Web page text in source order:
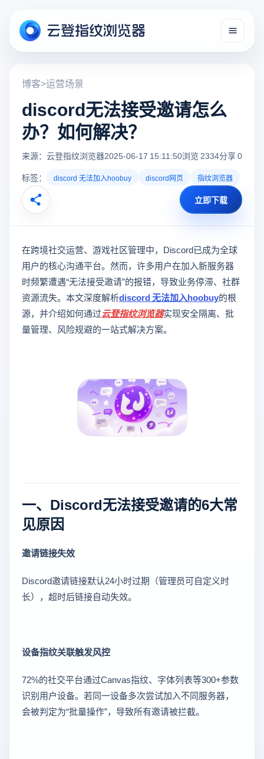
博客>运营场景
discord无法接受邀请怎么
办？如何解决？
来源：云登指纹浏览器2025-06-17 15:11:50浏览 2334分享 0
标签：
discord 无法加入hoobuy discord网页 指纹浏览器
立即下载
在跨境社交运营、游戏社区管理中，Discord已成为全球
用户的核心沟通平台。然而，许多用户在加入新服务器
时频繁遭遇“无法接受邀请”的报错，导致业务停滞、社群
资源流失。本文深度解析discord 无法加入hoobuy的根
源，并介绍如何通过云登指纹浏览器实现安全隔离、批
量管理、风险规避的一站式解决方案。
一、Discord无法接受邀请的6大常
见原因
邀请链接失效
Discord邀请链接默认24小时过期（管理员可自定义时
长），超时后链接自动失效。
设备指纹关联触发风控
72%的社交平台通过Canvas指纹、字体列表等300+参数
识别用户设备。若同一设备多次尝试加入不同服务器，
会被判定为“批量操作”，导致所有邀请被拦截。